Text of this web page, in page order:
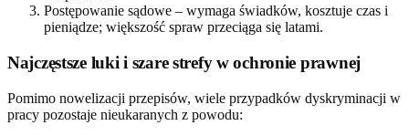
Postępowanie sądowe – wymaga świadków, kosztuje czas i
pieniądze; większość spraw przeciąga się latami.
Najczęstsze luki i szare strefy w ochronie prawnej
Pomimo nowelizacji przepisów, wiele przypadków dyskryminacji w
pracy pozostaje nieukaranych z powodu: